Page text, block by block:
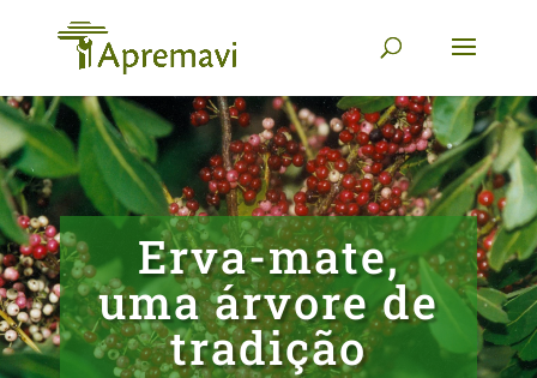
Erva-mate,
uma árvore de
tradição